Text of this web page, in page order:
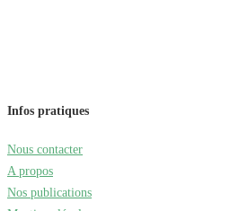
Infos pratiques
Nous contacter
A propos
Nos publications